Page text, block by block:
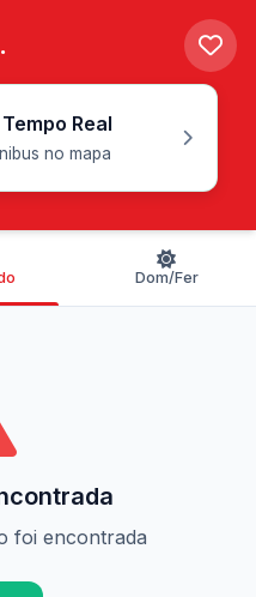
Real
no mapa
Dom/Fer
foi encontrada